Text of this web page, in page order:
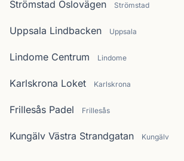
Strömstad Oslovägen Strömstad
Uppsala Lindbacken Uppsala
Lindome Centrum Lindome
Karlskrona Loket Karlskrona
Frillesås Padel Frillesås
Kungälv Västra Strandgatan Kungälv